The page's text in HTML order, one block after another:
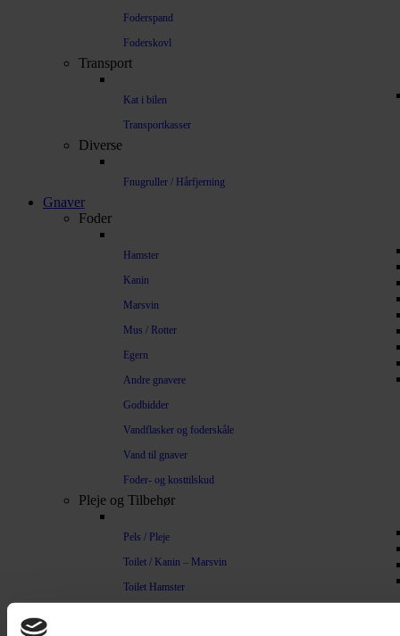
Foderspand
Foderskovl
Transport
Kat i bilen
Transportkasser
Diverse
Fnugruller / Hårfjerning
Gnaver
Foder
Hamster
Kanin
Marsvin
Mus / Rotter
Egern
Andre gnavere
Godbidder
Vandflasker og foderskåle
Vand til gnaver
Foder- og kosttilskud
Pleje og Tilbehør
Pels / Pleje
Toilet / Kanin – Marsvin
Toilet Hamster